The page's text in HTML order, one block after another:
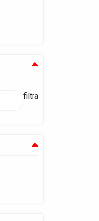
filtra